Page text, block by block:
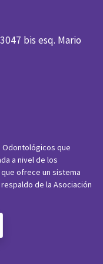
bis esq. Mario
Odontológicos que
a nivel de los
ofrece un sistema
de la Asociación